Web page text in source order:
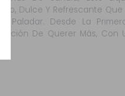
Dulce Y Refrescante
El Paladar. Desde La
De Querer Más, Con